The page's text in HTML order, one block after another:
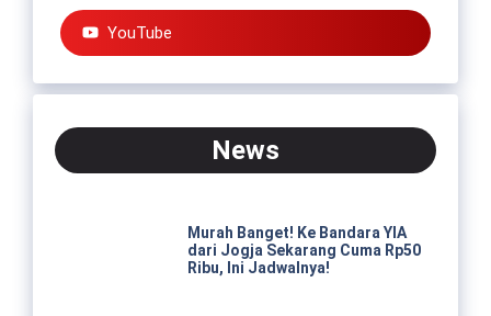
YouTube
News
Murah Banget! Ke Bandara YIA
dari Jogja Sekarang Cuma Rp50
Ribu, Ini Jadwalnya!